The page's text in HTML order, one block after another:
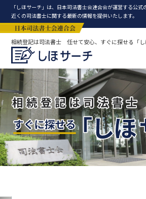
「しほサーチ」は、日本司法書士会連合会が運営する公
近くの司法書士に関する最新の情報を提供いたします。
相続登記は司法書士 任せて安心、すぐに探せる「し